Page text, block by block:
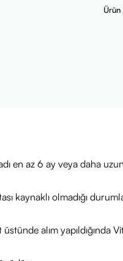
Nasıl
Atopik dermatit (egzama)
Ürün
en az 6 ay veya daha
kaynaklı olmadığı
alım yapıldığında